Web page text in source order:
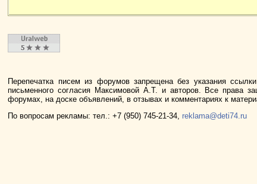
Перепечатка писем из форумов запрещена без указания
письменного согласия Максимовой А.Т. и авторов. Все права
форумах, на доске объявлений, в отзывах и комментариях к
По вопросам рекламы: тел.: +7 (950) 745-21-34,reklama@deti74.ru